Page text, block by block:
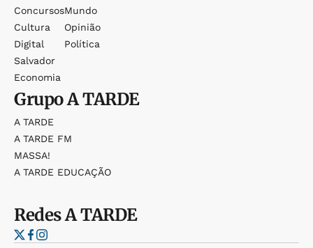
Concursos
Cultura
Digital
Salvador
Economia
Mundo
Opinião
Política
GrupoA TARDE
A TARDE
A TARDE FM
MASSA!
A TARDE EDUCAÇÃO
RedesA TARDE